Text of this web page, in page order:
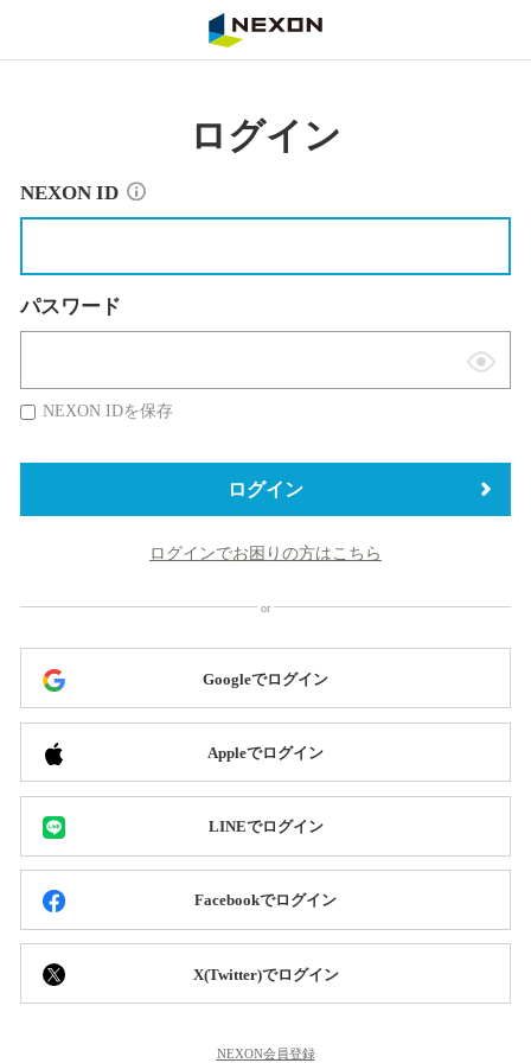
ログイン
NEXON ID
パスワード
表
替
NEXON IDを保存
ログイン
ログインでお困りの方はこちら
Googleでログイン
Appleでログイン
LINEでログイン
Facebookでログイン
X(Twitter)でログイン
NEXON会員登録